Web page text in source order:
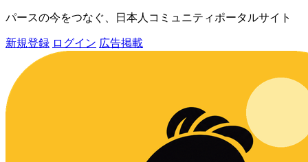
パースの今をつなぐ、日本人コミュニティポータルサイト
新規登録 ログイン 広告掲載